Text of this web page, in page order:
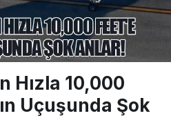
Hızla 10,000
Uçuşunda Şok